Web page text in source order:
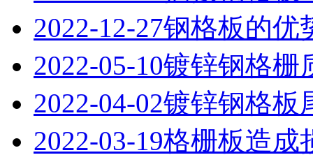
2022-12-27钢格板的优
2022-05-10镀锌钢格栅
2022-04-02镀锌钢格板
2022-03-19格栅板造成